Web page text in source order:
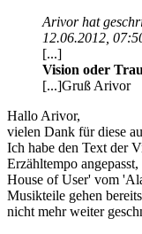
Arivor hat
12.06.2012,
[...]
Vision oder
[...]Gruß Arivor
Hallo Arivor,
vielen Dank für diese
Ich habe den Text der
Erzähltempo
House of User' vom
Musikteile gehen
nicht mehr weiter